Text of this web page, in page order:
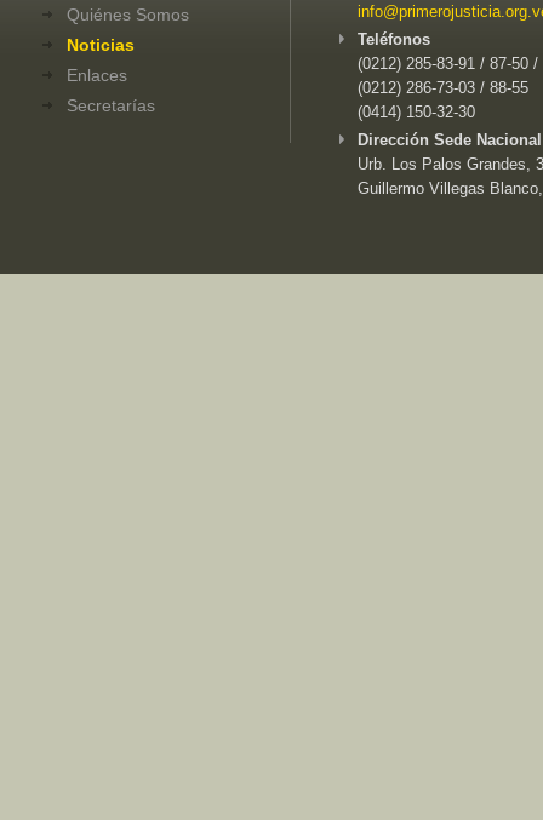
Quiénes Somos
Noticias
Enlaces
Secretarías
Teléfonos
(0212) 285-83-91 / 87-50 /
(0212) 286-73-03 / 88-55
(0414) 150-32-30
Dirección Sede
Urb. Los Palos Grandes,
Guillermo Villegas